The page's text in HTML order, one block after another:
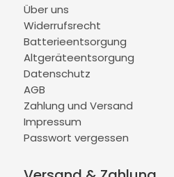
Über uns
Widerrufsrecht
Batterieentsorgung
Altgeräteentsorgung
Datenschutz
AGB
Zahlung und Versand
Impressum
Passwort vergessen